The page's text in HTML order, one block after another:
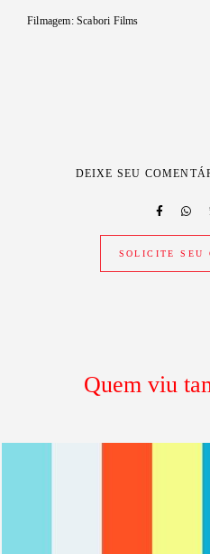
Filmagem: Scabori Films
DEIXE SEU
SOLICITE SEU
Quem viu